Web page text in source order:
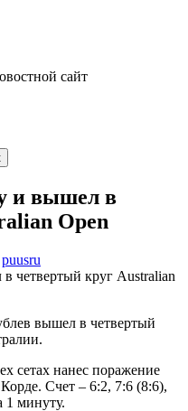
сайт
и вышел в
Open
puusru
вышел в четвертый
сетах нанес поражение
Счет – 6:2, 7:6 (8:6),
1 минуту.